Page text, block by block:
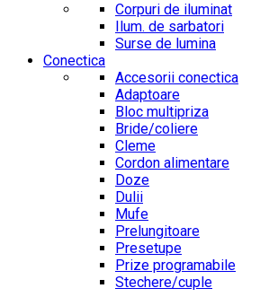
Corpuri de iluminat
Ilum. de sarbatori
Surse de lumina
Conectica
Accesorii conectica
Adaptoare
Bloc multipriza
Bride/coliere
Cleme
Cordon alimentare
Doze
Dulii
Mufe
Prelungitoare
Presetupe
Prize programabile
Stechere/cuple